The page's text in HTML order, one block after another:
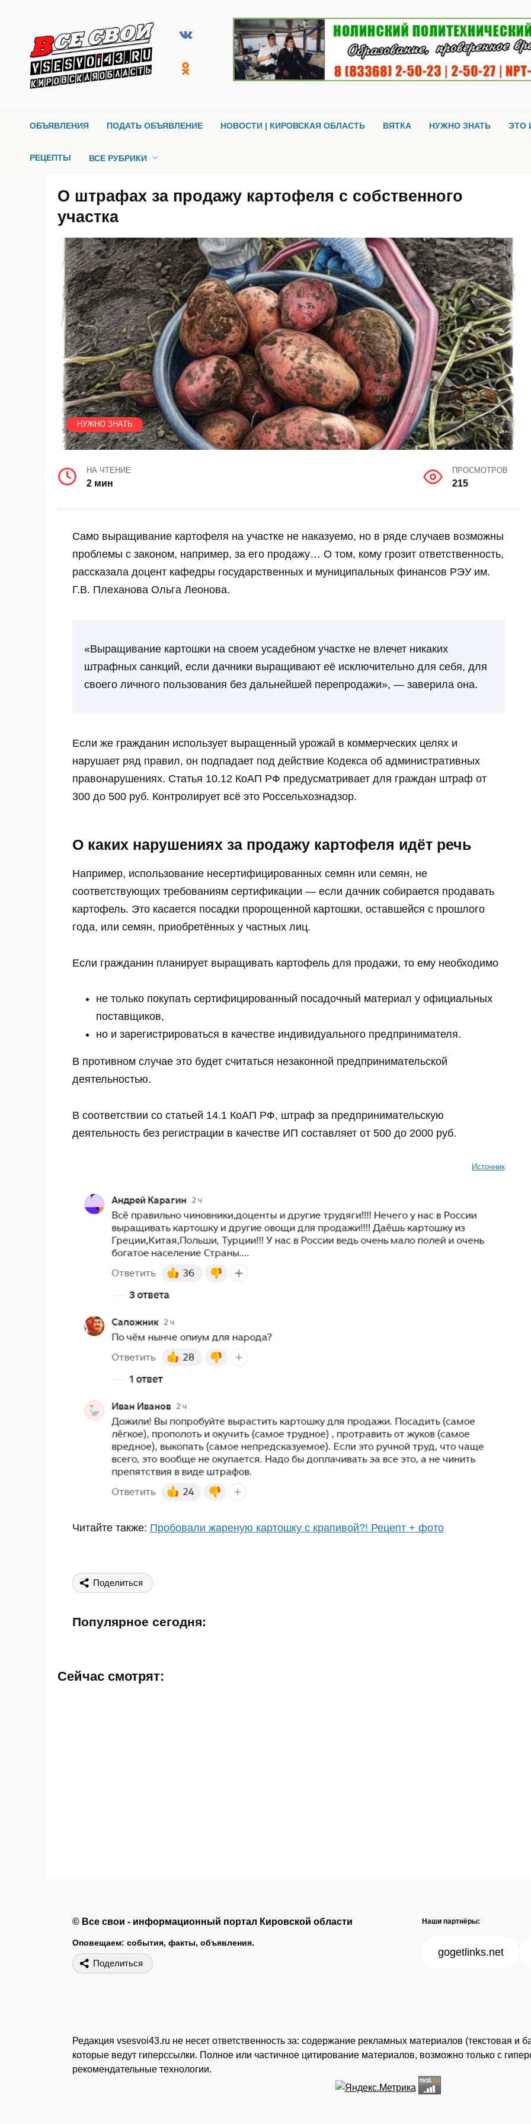
содержанию
ОБЪЯВЛЕНИЯ ПОДАТЬ ОБЪЯВЛЕНИЕ НОВОСТИ | КИРОВСКАЯ ОБЛАСТЬ ВЯТКА НУЖНО ЗНАТЬ ЭТО
РЕЦЕПТЫ ВСЕ РУБРИКИ
О штрафах за продажу картофеля с собственного
участка
НУЖНО ЗНАТЬ
НА ЧТЕНИЕ
2 мин
ПРОСМОТРОВ
215
Само выращивание картофеля на участке не наказуемо, но в ряде случаев возможны
проблемы с законом, например, за его продажу… О том, кому грозит ответственность,
рассказала доцент кафедры государственных и муниципальных финансов РЭУ им.
Г.В. Плеханова Ольга Леонова.
«Выращивание картошки на своем усадебном участке не влечет никаких
штрафных санкций, если дачники выращивают её исключительно для себя, для
своего личного пользования без дальнейшей перепродажи», — заверила она.
Если же гражданин использует выращенный урожай в коммерческих целях и
нарушает ряд правил, он подпадает под действие Кодекса об административных
правонарушениях. Статья 10.12 КоАП РФ предусматривает для граждан штраф от
300 до 500 руб. Контролирует всё это Россельхознадзор.
О каких нарушениях за продажу картофеля идёт речь
Например, использование несертифицированных семян или семян, не
соответствующих требованиям сертификации — если дачник собирается продавать
картофель. Это касается посадки пророщенной картошки, оставшейся с прошлого
года, или семян, приобретённых у частных лиц.
Если гражданин планирует выращивать картофель для продажи, то ему необходимо
не только покупать сертифицированный посадочный материал у официальных
поставщиков,
но и зарегистрироваться в качестве индивидуального предпринимателя.
В противном случае это будет считаться незаконной предпринимательской
деятельностью.
В соответствии со статьей 14.1 КоАП РФ, штраф за предпринимательскую
деятельность без регистрации в качестве ИП составляет от 500 до 2000 руб.
Источник
Читайте также: Пробовали жареную картошку с крапивой?! Рецепт + фото
Поделиться
Популярное сегодня:
Этот танец невесты оставит вас без
слов! Пересмотрела 10 раз
Скрытая камера на пляже
Что люди вытворяют, когда их не
Сейчас смотрят:
© Все свои - информационный портал Кировской области
Оповещаем: события, факты, объявления.
Поделиться
Наши партнёры:
gogetlinks.net
Редакция vsesvoi43.ru не несет ответственность за: содержание рекламных материалов (текстовая и
которые ведут гиперссылки. Полное или частичное цитирование материалов, возможно только с
рекомендательные технологии.